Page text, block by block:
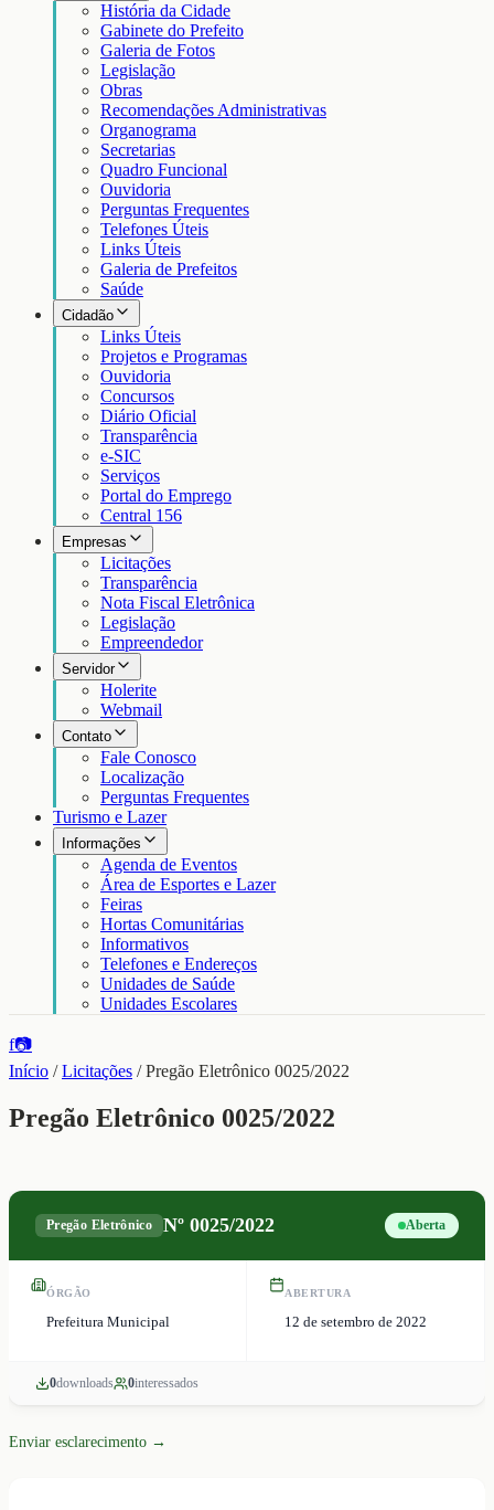
História da Cidade
Gabinete do Prefeito
Galeria de Fotos
Legislação
Obras
Recomendações Administrativas
Organograma
Secretarias
Quadro Funcional
Ouvidoria
Perguntas Frequentes
Telefones Úteis
Links Úteis
Galeria de Prefeitos
Saúde
Cidadão
Links Úteis
Projetos e Programas
Ouvidoria
Concursos
Diário Oficial
Transparência
e-SIC
Serviços
Portal do Emprego
Central 156
Empresas
Licitações
Transparência
Nota Fiscal Eletrônica
Legislação
Empreendedor
Servidor
Holerite
Webmail
Contato
Fale Conosco
Localização
Perguntas Frequentes
Turismo e Lazer
Informações
Agenda de Eventos
Área de Esportes e Lazer
Feiras
Hortas Comunitárias
Informativos
Telefones e Endereços
Unidades de Saúde
Unidades Escolares
f📷
Início /Licitações /Pregão Eletrônico 0025/2022
Pregão Eletrônico 0025/2022
Pregão Eletrônico Nº0025/2022 Aberta
ÓRGÃO
Prefeitura Municipal
ABERTURA
12 de setembro de 2022
0downloads 0interessados
Enviar esclarecimento →